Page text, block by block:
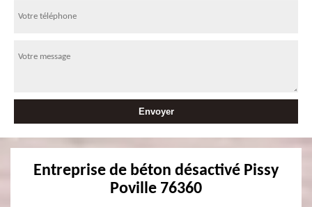
Entreprise de béton désactivé Pissy
Poville 76360